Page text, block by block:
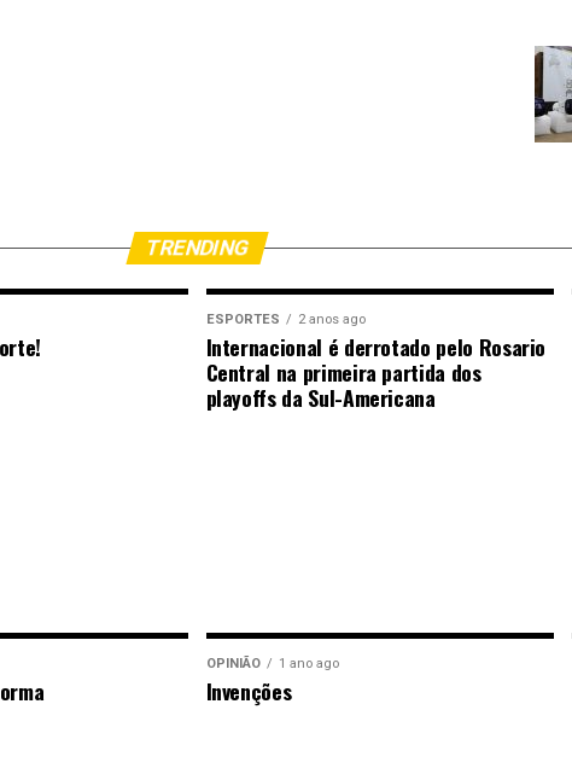
TRENDING
ESPORTES 2 anos ago
Internacional é derrotado pelo Rosario
Central na primeira partida dos
playoffs da Sul-Americana
OPINIÃO 1 ano ago
Invenções